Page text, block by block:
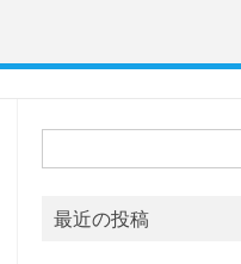
索:
最近の投稿